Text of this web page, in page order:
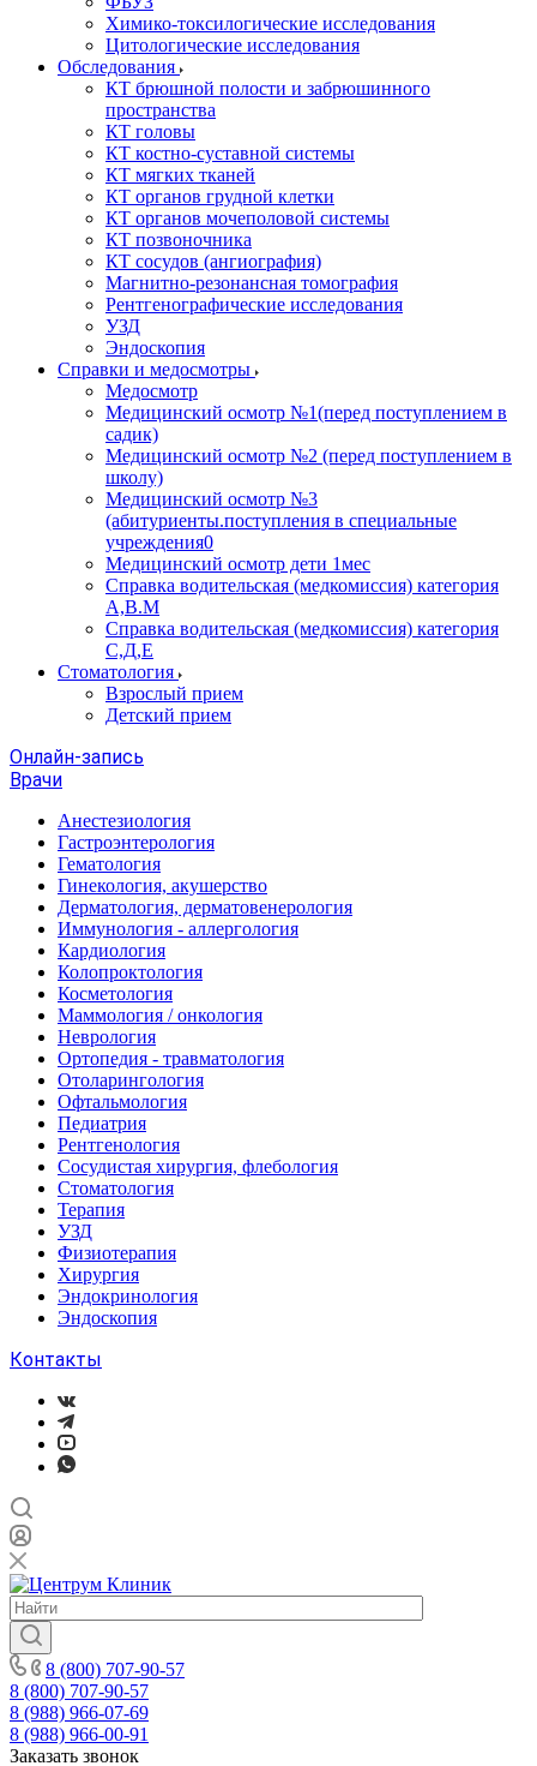
Химико-токсилогические исследования
Цитологические исследования
Обследования
КТ брюшной полости и забрюшинного
пространства
КТ головы
КТ костно-суставной системы
КТ мягких тканей
КТ органов грудной клетки
КТ органов мочеполовой системы
КТ позвоночника
КТ сосудов (ангиография)
Магнитно-резонансная томография
Рентгенографические исследования
УЗД
Эндоскопия
Справки и медосмотры
Медосмотр
Медицинский осмотр №1(перед поступлением в
садик)
Медицинский осмотр №2 (перед поступлением в
школу)
Медицинский осмотр №3
(абитуриенты.поступления в специальные
учреждения0
Медицинский осмотр дети 1мес
Справка водительская (медкомиссия) категория
А,В.М
Справка водительская (медкомиссия) категория
С,Д,Е
Стоматология
Взрослый прием
Детский прием
Онлайн-запись
Врачи
Анестезиология
Гастроэнтерология
Гематология
Гинекология, акушерство
Дерматология, дерматовенерология
Иммунология - аллергология
Кардиология
Колопроктология
Косметология
Маммология / онкология
Неврология
Ортопедия - травматология
Отоларингология
Офтальмология
Педиатрия
Рентгенология
Сосудистая хирургия, флебология
Стоматология
Терапия
УЗД
Физиотерапия
Хирургия
Эндокринология
Эндоскопия
Контакты
8 (800) 707-90-57
8 (800) 707-90-57
8 (988) 966-07-69
8 (988) 966-00-91
Заказать звонок